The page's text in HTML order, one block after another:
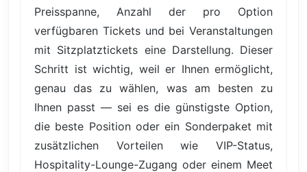
Preisspanne, Anzahl der pro Option
verfügbaren Tickets und bei Veranstaltungen
mit Sitzplatztickets eine Darstellung. Dieser
Schritt ist wichtig, weil er Ihnen ermöglicht,
genau das zu wählen, was am besten zu
Ihnen passt — sei es die günstigste Option,
die beste Position oder ein Sonderpaket mit
zusätzlichen Vorteilen wie VIP-Status,
Hospitality-Lounge-Zugang oder einem Meet